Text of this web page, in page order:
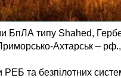
БпЛА типу Shahed,
Приморсько-Ахтарськ –
РЕБ та безпілотних